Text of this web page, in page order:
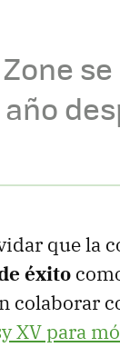
que la
éxito
colaborar
XV para